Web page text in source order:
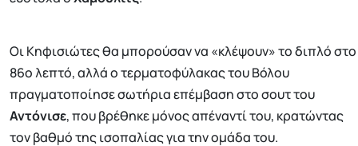
Οι Κηφισιώτες θα μπορούσαν να «κλέψουν» το διπλό στο
86ο λεπτό, αλλά ο τερματοφύλακας του Βόλου
πραγματοποίησε σωτήρια επέμβαση στο σουτ του
Αντόνισε, που βρέθηκε μόνος απέναντί του, κρατώντας
τον βαθμό της ισοπαλίας για την ομάδα του.